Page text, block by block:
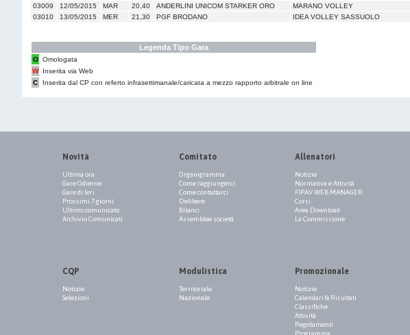
03009 12/05/2015 MAR 20,40 ANDERLINI UNICOM STARKER ORO MARANO VOLLEY
03010 13/05/2015 MER 21,30 PGF BRODANO IDEA VOLLEY SASSUOLO
Legenda Tipo Gara
O Omologata
W
Inserita via Web
C
Inserita dal CP con referto infrasettimanale/caricata a mezzo rapporto arbitrale on line
Novità
Ultima ora
Gare Odierne
Gare di Ieri
Prossimi 7 giorni
Ultimo comunicato
Archivio Comunicati
Comitato
Organigramma
Come raggiungerci
Come contattarci
Delibere
Bilanci
Assemblee società
Allenatori
Notizie
Normativa e Attività
FIPAV WEB MANAGER
Corsi
Area Download
La Commissione
CQP
Notizie
Selezioni
Modulistica
Territoriale
Nazionale
Promozionale
Notizie
Calendari & Risultati
Classifiche
Attività
Regolamenti
Programma